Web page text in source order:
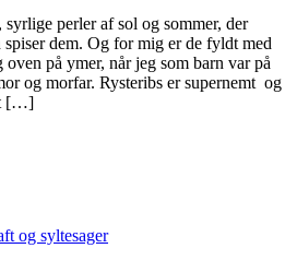
syrlige perler af sol og sommer, der
spiser dem. Og for mig er de fyldt med
på ymer, når jeg som barn var på
og morfar. Rysteribs er supernemt og
[…]
og syltesager